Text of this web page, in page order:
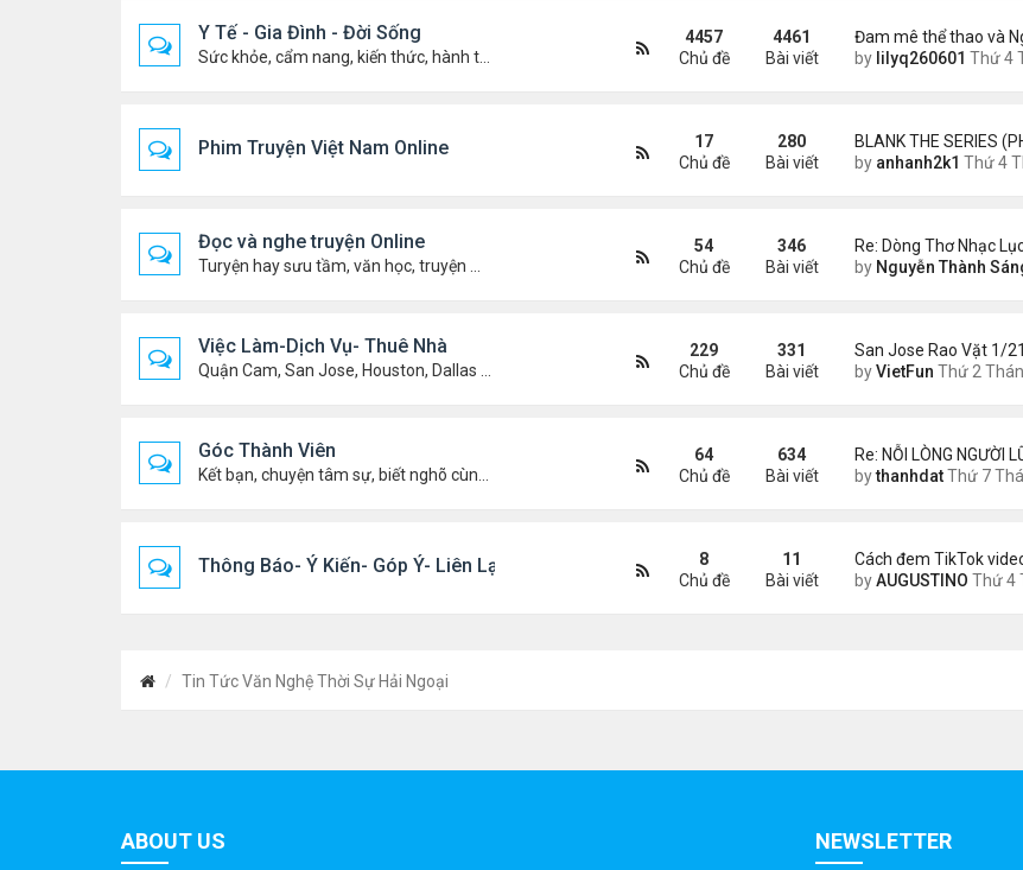
Y Tế - Gia Đình - Đời Sống
Đam mê thể thao và
by lilyq260601 Thứ 4 Tháng 7
4457
Chủ đề
4461
Bài viết
Phim Truyện Việt Nam Online
BLANK THE SERIES
by anhanh2k1 Thứ 4 Tháng 5
17
Chủ đề
280
Bài viết
Đọc và nghe truyện Online
Re: Dòng Thơ Nhạc
by Nguyễn Thành
54
Chủ đề
346
Bài viết
Việc Làm-Dịch Vụ- Thuê Nhà
San Jose Rao Vặt 1/
byVietFun Thứ 2 Tháng 1 24,
229
Chủ đề
331
Bài viết
Góc Thành Viên
Re: NỖI LÒNG NGƯỜI
bythanhdatThứ 7 Tháng 5 02,
64
Chủ đề
634
Bài viết
Thông Báo- Ý Kiến- Góp Ý- Liên Lạc
Cách đem TikTok
byAUGUSTINO Thứ 4 Tháng 11
8
Chủ đề
11
Bài viết
Tin Tức Văn Nghệ Thời Sự Hải Ngoại
ABOUT US NEWSLETTER